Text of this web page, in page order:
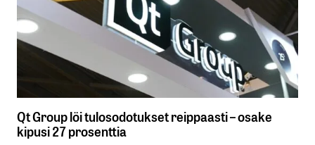
Qt Group löi tulosodotukset reippaasti – osake
kipusi 27 prosenttia